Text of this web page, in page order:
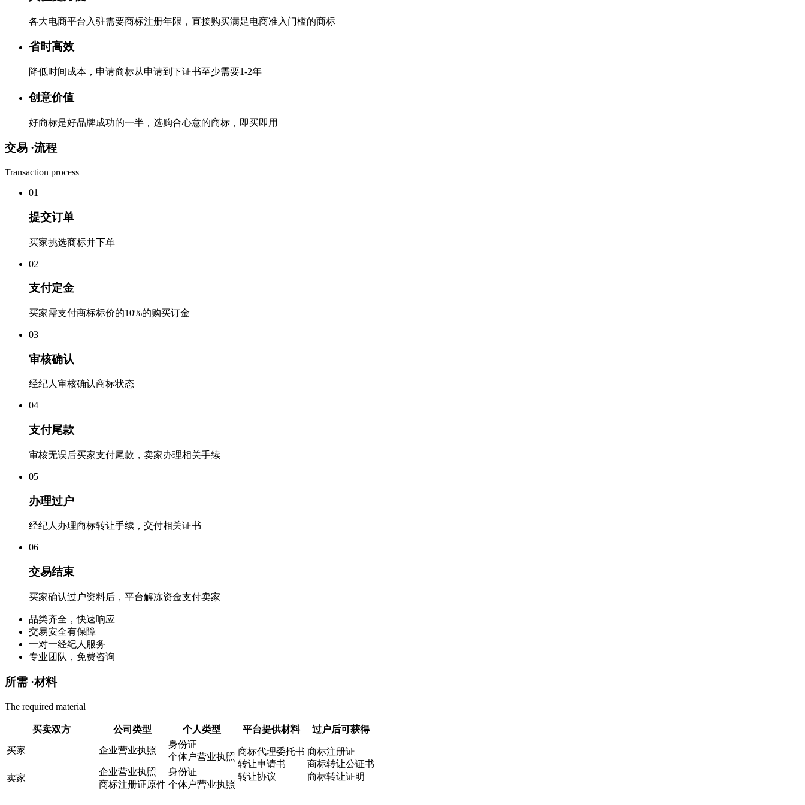
各大电商平台入驻需要商标注册年限，直接购买满足电商准入门槛的商标
省时高效
降低时间成本，申请商标从申请到下证书至少需要1-2年
创意价值
好商标是好品牌成功的一半，选购合心意的商标，即买即用
交易 ·流程
Transaction process
01
提交订单
买家挑选商标并下单
02
支付定金
买家需支付商标标价的10%的购买订金
03
审核确认
经纪人审核确认商标状态
04
支付尾款
审核无误后买家支付尾款，卖家办理相关手续
05
办理过户
经纪人办理商标转让手续，交付相关证书
06
交易结束
买家确认过户资料后，平台解冻资金支付卖家
品类齐全，快速响应
交易安全有保障
一对一经纪人服务
专业团队，免费咨询
所需 ·材料
The required material
买卖双方 公司类型 个人类型 平台提供材料 过户后可获得
买家 企业营业执照
身份证
个体户营业执照
商标代理委托书
转让申请书
转让协议
商标注册证
商标转让公证书
商标转让证明
卖家
企业营业执照
商标注册证原件
身份证
个体户营业执照